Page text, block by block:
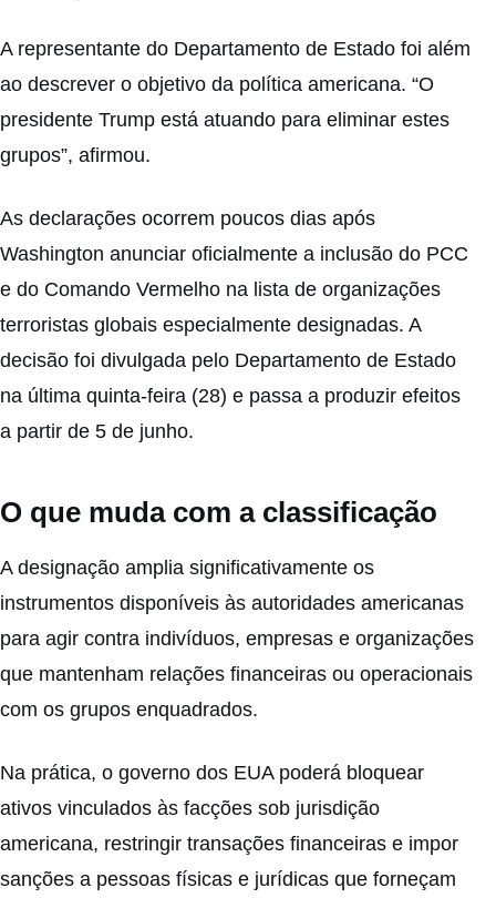
A representante do Departamento de Estado foi além
ao descrever o objetivo da política americana. “O
presidente Trump está atuando para eliminar estes
grupos”, afirmou.
As declarações ocorrem poucos dias após
Washington anunciar oficialmente a inclusão do PCC
e do Comando Vermelho na lista de organizações
terroristas globais especialmente designadas. A
decisão foi divulgada pelo Departamento de Estado
na última quinta-feira (28) e passa a produzir efeitos
a partir de 5 de junho.
O que muda com a classificação
A designação amplia significativamente os
instrumentos disponíveis às autoridades americanas
para agir contra indivíduos, empresas e organizações
que mantenham relações financeiras ou operacionais
com os grupos enquadrados.
Na prática, o governo dos EUA poderá bloquear
ativos vinculados às facções sob jurisdição
americana, restringir transações financeiras e impor
sanções a pessoas físicas e jurídicas que forneçam